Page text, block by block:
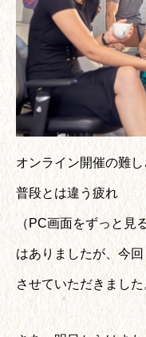
オンライン開催の難
普段とは違う疲れ
（PC画面をずっと見
はありましたが、今
させていただきました